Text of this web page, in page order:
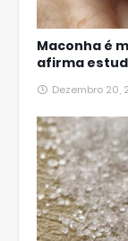
Maconha é
afirma
Dezembro 20,